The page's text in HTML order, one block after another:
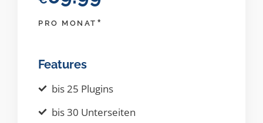
PRO MONAT *
Features
bis 25 Plugins
bis 30 Unterseiten